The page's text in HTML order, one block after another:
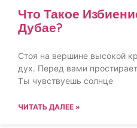
Что Такое
Дубае?
Стоя на вершине высокой
дух. Перед вами
Ты чувствуешь солнце
ЧИТАТЬ ДАЛЕЕ »